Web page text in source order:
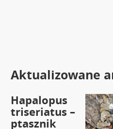
Aktualizowane
Hapalopus
triseriatus –
ptasznik